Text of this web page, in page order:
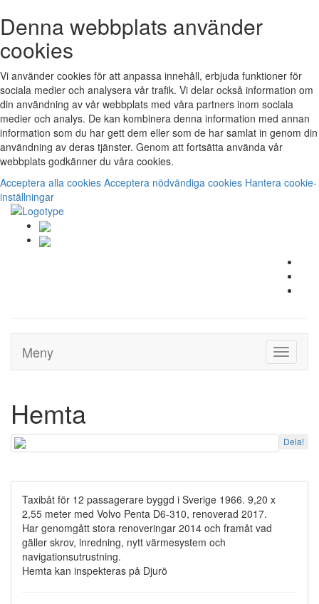
Denna webbplats använder
cookies
Vi använder cookies för att anpassa innehåll, erbjuda funktioner för
sociala medier och analysera vår trafik. Vi delar också information om
din användning av vår webbplats med våra partners inom sociala
medier och analys. De kan kombinera denna information med annan
information som du har gett dem eller som de har samlat in genom din
användning av deras tjänster. Genom att fortsätta använda vår
webbplats godkänner du våra cookies.
Acceptera alla cookies Acceptera nödvändiga cookies Hantera cookie-
inställningar
Toggle
Meny
Hemta
Dela!
Taxibåt för 12 passagerare byggd i Sverige 1966. 9,20 x
2,55 meter med Volvo Penta D6-310, renoverad 2017.
Har genomgått stora renoveringar 2014 och framåt vad
gäller skrov, inredning, nytt värmesystem och
navigationsutrustning.
Hemta kan inspekteras på Djurö